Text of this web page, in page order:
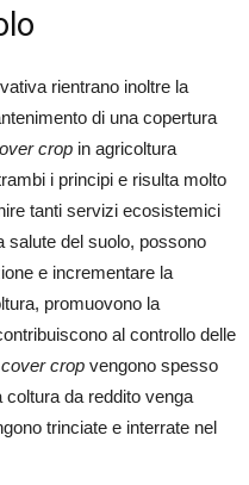
rientrano inoltre la
di una copertura
crop in agricoltura
i principi e risulta molto
tanti servizi ecosistemici
salute del suolo, possono
e incrementare la
promuovono la
al controllo delle
cover crop vengono spesso
da reddito venga
trinciate e interrate nel